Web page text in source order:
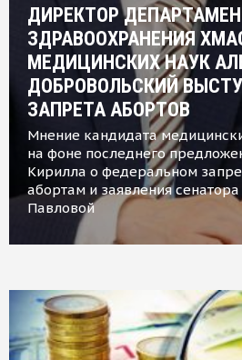
ДИРЕКТОР
ЗДРАВООХРАНЕНИЯ
МЕДИЦИНСКИХ НАУК
ДОБРОВОЛЬСКИЙ
ЗАПРЕТА АБОРТОВ
Мнение кандидата
на фоне последнего
Кирилла о федеральном
абортам и заявления
Павловой